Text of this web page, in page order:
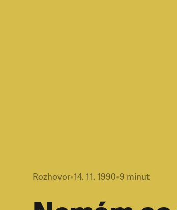
Rozhovor•14. 11. 1990•9 minut